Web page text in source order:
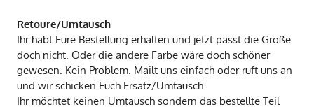
Retoure/Umtausch
Ihr habt Eure Bestellung erhalten und jetzt passt die Größe
doch nicht. Oder die andere Farbe wäre doch schöner
gewesen. Kein Problem. Mailt uns einfach oder ruft uns an
und wir schicken Euch Ersatz/Umtausch.
Ihr möchtet keinen Umtausch sondern das bestellte Teil